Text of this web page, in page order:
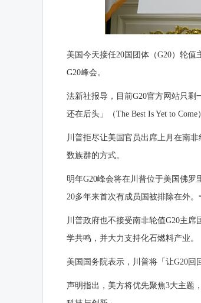
美国今天接任20国团体（G20）轮值
G20峰会。
法新社报导，目前G20官方网站只剩
还在后头」（The Best Is Yet to Come
川普拒尽让美国官员出席上月在南
数族群的方式。
明年G20峰会将在川普位于美国佛
20多年来首次有成员国被排除在外。
川普政府也不接受南非轮值G20主
学共鸣，并大力支持化石燃料产业。
美国国务院表示，川普将「让G20回
声明指出，美方将优先聚焦3大主题